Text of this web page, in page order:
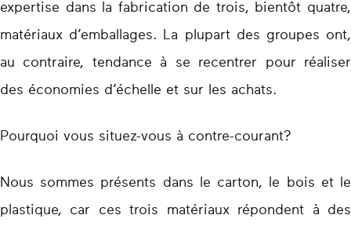
expertise dans la fabrication de trois, bientôt quatre,
matériaux d’emballages. La plupart des groupes ont,
au contraire, tendance à se recentrer pour réaliser
des économies d’échelle et sur les achats.
Pourquoi vous situez-vous à contre-courant?
Nous sommes présents dans le carton, le bois et le
plastique, car ces trois matériaux répondent à des